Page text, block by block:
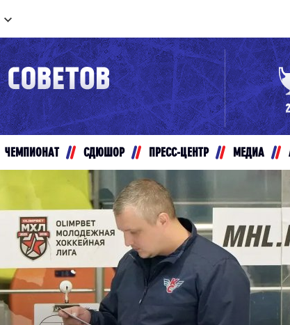
Конференция «Восток»
Дивизион Золотой
Авто
Кузнецкие Медведи
Мамонты Югры
Омские Ястребы
Стальные Лисы
Толпар
Чайка
магазин
МХЛ
ЧЕМПИОНАТ СДЮШОР ПРЕСС-ЦЕНТР МЕДИА